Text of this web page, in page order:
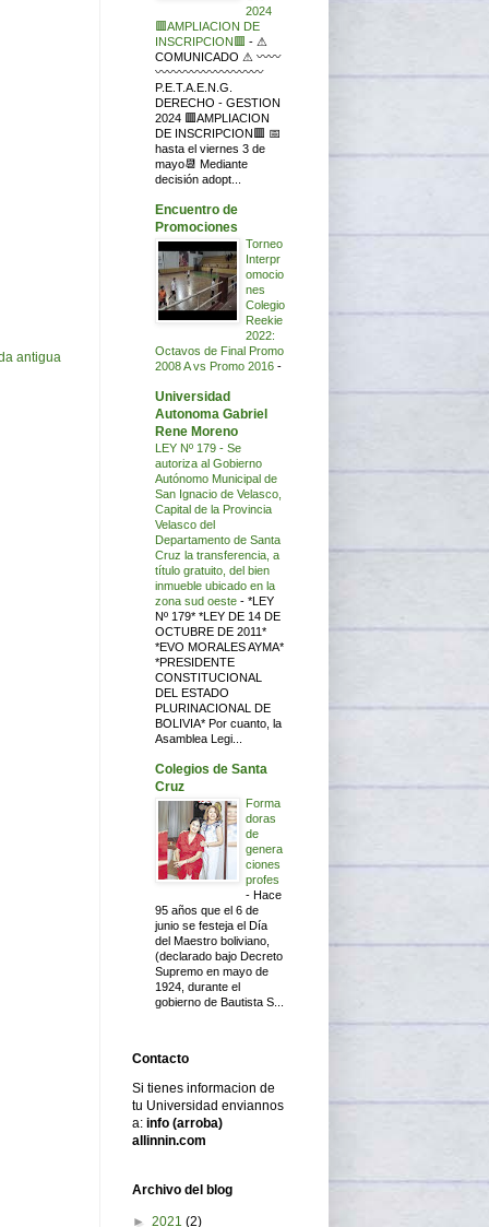
antigua
2024
🟥AMPLIACION DE
INSCRIPCION🟥 - ⚠
COMUNICADO ⚠ 〰〰
〰〰〰〰〰〰〰〰〰
P.E.T.A.E.N.G.
DERECHO - GESTION
2024 🟥AMPLIACION
DE INSCRIPCION🟥 📅
hasta el viernes 3 de
mayo📆 Mediante
decisión adopt...
Encuentro de
Promociones
Torneo
Interpr
omocio
nes
Colegio
Reekie
2022:
Octavos de Final Promo
2008 A vs Promo 2016 -
Universidad
Autonoma Gabriel
Rene Moreno
LEY Nº 179 - Se
autoriza al Gobierno
Autónomo Municipal de
San Ignacio de Velasco,
Capital de la Provincia
Velasco del
Departamento de Santa
Cruz la transferencia, a
título gratuito, del bien
inmueble ubicado en la
zona sud oeste - *LEY
Nº 179* *LEY DE 14 DE
OCTUBRE DE 2011*
*EVO MORALES AYMA*
*PRESIDENTE
CONSTITUCIONAL
DEL ESTADO
PLURINACIONAL DE
BOLIVIA* Por cuanto, la
Asamblea Legi...
Colegios de Santa
Cruz
Forma
doras
de
genera
ciones
profes
- Hace
95 años que el 6 de
junio se festeja el Día
del Maestro boliviano,
(declarado bajo Decreto
Supremo en mayo de
1924, durante el
gobierno de Bautista S...
Contacto
Si tienes informacion de
tu Universidad enviannos
a: info (arroba)
allinnin.com
Archivo del blog
► 2021 (2)